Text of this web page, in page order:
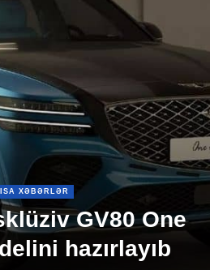
XƏBƏRLƏR
GV80 One
hazırlayıb